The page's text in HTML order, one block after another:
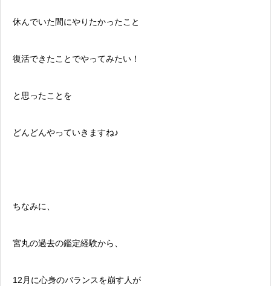
休んでいた間にやりたかったこと
復活できたことでやってみたい！
と思ったことを
どんどんやっていきますね♪
ちなみに、
宮丸の過去の鑑定経験から、
12月に心身のバランスを崩す人が